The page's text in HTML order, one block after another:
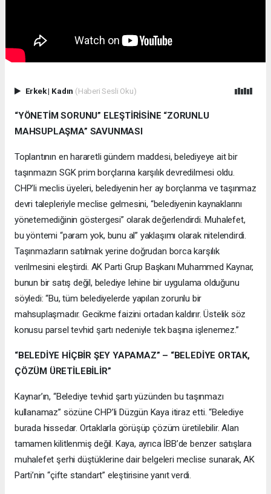
Erkek| Kadın (Haberi Sesli Oku)
“YÖNETİM SORUNU” ELEŞTİRİSİNE “ZORUNLU
MAHSUPLAŞMA” SAVUNMASI
Toplantının en hararetli gündem maddesi, belediyeye ait bir
taşınmazın SGK prim borçlarına karşılık devredilmesi oldu.
CHP’li meclis üyeleri, belediyenin her ay borçlanma ve taşınmaz
devri talepleriyle meclise gelmesini, “belediyenin kaynaklarını
yönetemediğinin göstergesi” olarak değerlendirdi. Muhalefet,
bu yöntemi “param yok, bunu al” yaklaşımı olarak nitelendirdi.
Taşınmazların satılmak yerine doğrudan borca karşılık
verilmesini eleştirdi. AK Parti Grup Başkanı Muhammed Kaynar,
bunun bir satış değil, belediye lehine bir uygulama olduğunu
söyledi: “Bu, tüm belediyelerde yapılan zorunlu bir
mahsuplaşmadır. Gecikme faizini ortadan kaldırır. Üstelik söz
konusu parsel tevhid şartı nedeniyle tek başına işlenemez.”
“BELEDİYE HİÇBİR ŞEY YAPAMAZ” – “BELEDİYE ORTAK,
ÇÖZÜM ÜRETİLEBİLİR”
Kaynar’ın, “Belediye tevhid şartı yüzünden bu taşınmazı
kullanamaz” sözüne CHP’li Düzgün Kaya itiraz etti. “Belediye
burada hissedar. Ortaklarla görüşüp çözüm üretilebilir. Alan
tamamen kilitlenmiş değil. Kaya, ayrıca İBB’de benzer satışlara
muhalefet şerhi düştüklerine dair belgeleri meclise sunarak, AK
Parti’nin “çifte standart” eleştirisine yanıt verdi.